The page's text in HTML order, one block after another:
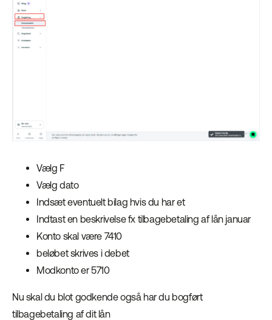
Vælg F
Vælg dato
Indsæt eventuelt bilag hvis du har et
Indtast en beskrivelse fx tilbagebetaling af lån januar
Konto skal være 7410
beløbet skrives i debet
Modkonto er 5710
Nu skal du blot godkende også har du bogført
tilbagebetaling af dit lån